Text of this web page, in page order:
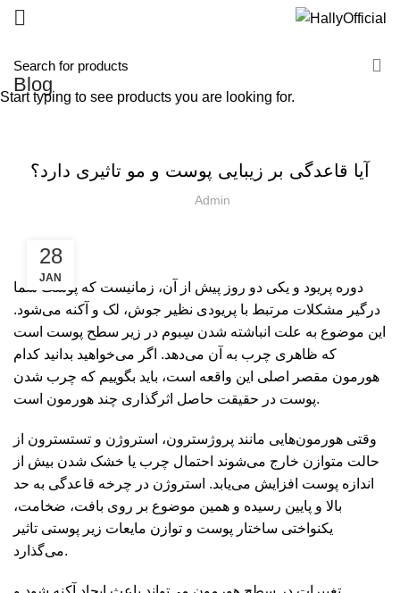
Blog
آیا قاعدگی بر زیبایی پوست و مو تاثیری دارد؟
Admin
28
JAN
دوره پریود و یکی دو روز پیش از آن، زمانیست که پوست شما
درگیر مشکلات مرتبط با پریودی نظیر جوش، لک و آکنه می‌شود.
این موضوع به علت انباشته شدن سِبوم در زیر سطح پوست است
که ظاهری چرب به آن می‌دهد. اگر می‌خواهید بدانید کدام
هورمون مقصر اصلی این واقعه است، باید بگوییم که چرب شدن
پوست در حقیقت حاصل اثرگذاری چند هورمون است.
وقتی هورمون‌هایی مانند پروژسترون، استروژن و تستسترون از
حالت متوازن خارج می‌شوند احتمال چرب یا خشک شدن بیش از
اندازه پوست افزایش می‌یابد. استروژن در چرخه قاعدگی به حد
بالا و پایین رسیده و همین موضوع بر روی بافت، ضخامت،
یکنواختی ساختار پوست و توازن مایعات زیر پوستی تاثیر
می‌گذارد.
Start typing to see products you are looking for.